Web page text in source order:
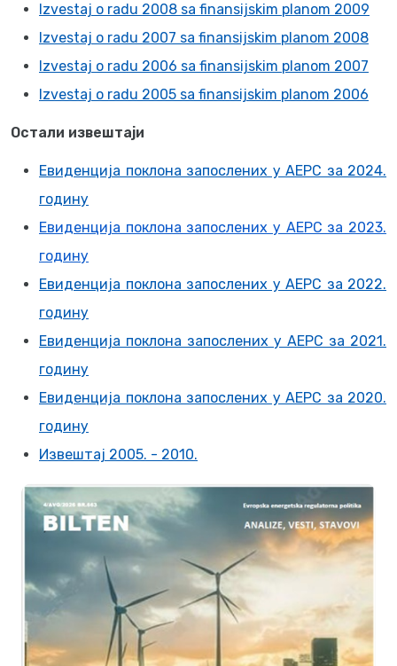
Izvestaj o radu 2008 sa finansijskim planom 2009
Izvestaj o radu 2007 sa finansijskim planom 2008
Izvestaj o radu 2006 sa finansijskim planom 2007
Izvestaj o radu 2005 sa finansijskim planom 2006
Остали извештаји
Евиденција поклона запослених у АЕРС за 2024.
годину
Евиденција поклона запослених у АЕРС за 2023.
годину
Евиденција поклона запослених у АЕРС за 2022.
годину
Евиденција поклона запослених у АЕРС за 2021.
годину
Евиденција поклона запослених у АЕРС за 2020.
годину
Извештај 2005. - 2010.